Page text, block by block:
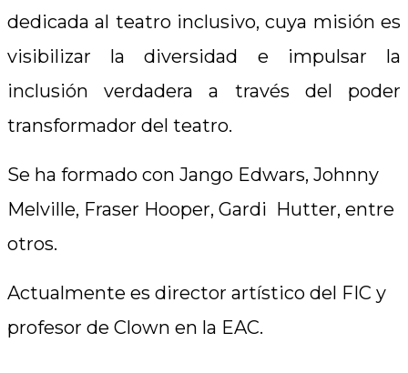
dedicada al teatro inclusivo, cuya misión es
visibilizar la diversidad e impulsar la
inclusión verdadera a través del poder
transformador del teatro.
Se ha formado con Jango Edwars, Johnny
Melville, Fraser Hooper, Gardi Hutter, entre
otros.
Actualmente es director artístico del FIC y
profesor de Clown en la EAC.